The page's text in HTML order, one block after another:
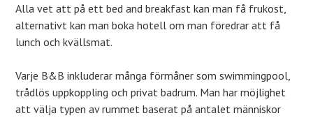
Alla vet att på ett bed and breakfast kan man få frukost,
alternativt kan man boka hotell om man föredrar att få
lunch och kvällsmat.
Varje B&B inkluderar många förmåner som swimmingpool,
trådlös uppkoppling och privat badrum. Man har möjlighet
att välja typen av rummet baserat på antalet människor